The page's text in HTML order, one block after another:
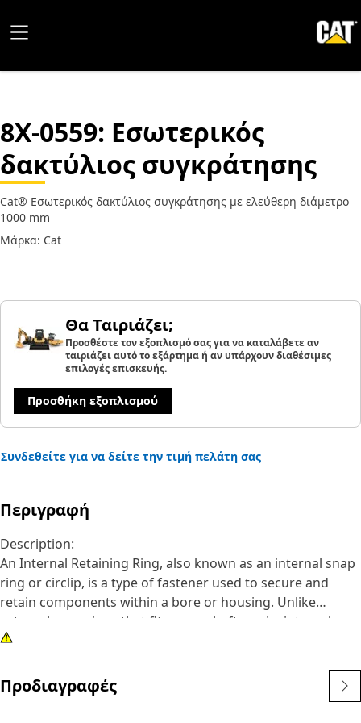
8X-0559: Εσωτερικός
δακτύλιος συγκράτησης
Cat® Εσωτερικός δακτύλιος συγκράτησης με ελεύθερη διάμετρο
1000 mm
Μάρκα: Cat
Θα Ταιριάζει;
Προσθέστε τον εξοπλισμό σας για να καταλάβετε αν
ταιριάζει αυτό το εξάρτημα ή αν υπάρχουν διαθέσιμες
επιλογές επισκευής.
Προσθήκη εξοπλισμού
Συνδεθείτε για να δείτε την τιμή πελάτη σας
Περιγραφή
Description:
An Internal Retaining Ring, also known as an internal snap
ring or circlip, is a type of fastener used to secure and
retain components within a bore or housing. Unlike
external snap rings that fit over a shaft or pin, internal
snap rings are installed inside a bore or groove to hold
snap ring is to prevent axial movement or displacement of
components within a bore or housing. It acts as a retaining
Προδιαγραφές